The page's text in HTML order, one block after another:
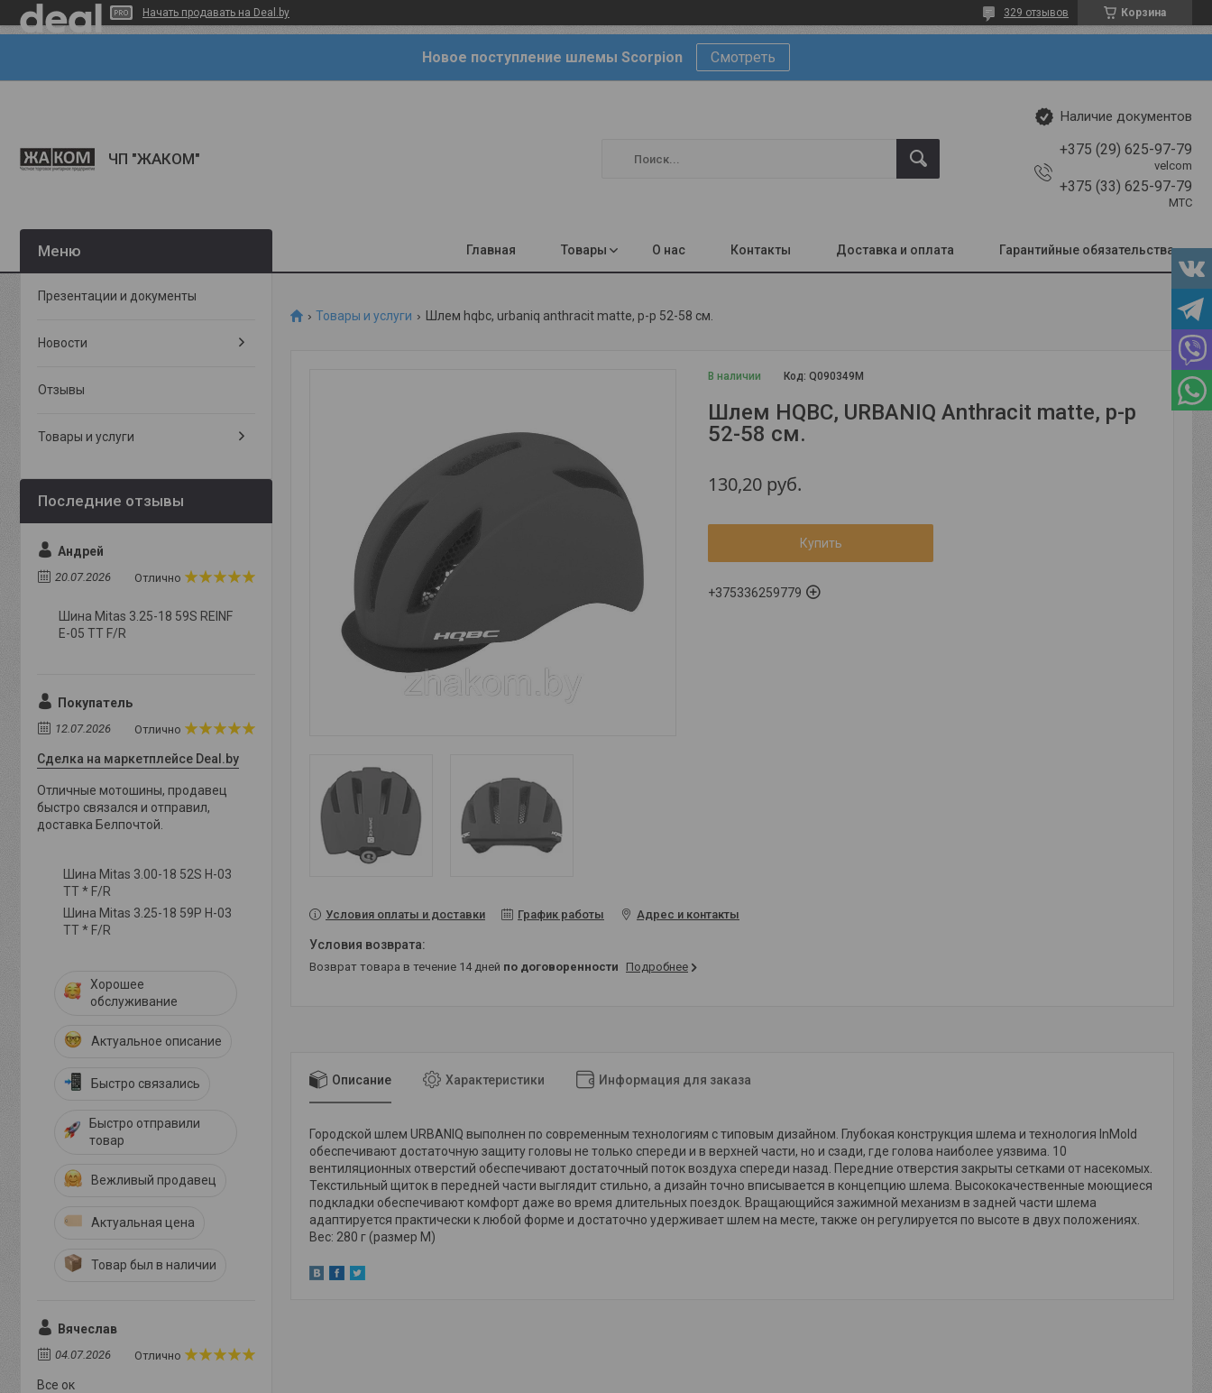
Начать продавать на Deal.by Корзина
329 отзывов
Новое поступление шлемы Scorpion Смотреть
ЧП "ЖАКОМ"
Наличие документов
+375 (29) 625-97-79
velcom
+375 (33) 625-97-79
МТС
Главная Товары О нас Контакты Доставка и оплата Гарантийные обязательства
Товары и услуги Шлем hqbc, urbaniq anthracit matte, р-р 52-58 см.
В наличии Код:Q090349M
Шлем HQBC, URBANIQ Anthracit matte, р-р
52-58 см.
130,20 руб.
Купить
+375336259779
Условия оплаты и доставки График работы Адрес и контакты
возврат товара в течение 14 дней по договоренности Подробнее
Описание Характеристики Информация для заказа
Городской шлем URBANIQ выполнен по современным технологиям с типовым дизайном. Глубокая конструкция шлема и технология InMold
обеспечивают достаточную защиту головы не только спереди и в верхней части, но и сзади, где голова наиболее уязвима. 10
вентиляционных отверстий обеспечивают достаточный поток воздуха спереди назад. Передние отверстия закрыты сетками от насекомых.
Текстильный щиток в передней части выглядит стильно, а дизайн точно вписывается в концепцию шлема. Высококачественные моющиеся
подкладки обеспечивают комфорт даже во время длительных поездок. Вращающийся зажимной механизм в задней части шлема
адаптируется практически к любой форме и достаточно удерживает шлем на месте, также он регулируется по высоте в двух положениях.
Вес: 280 г (размер М)
Презентации и документы
Новости
Отзывы
Товары и услуги
Андрей
20.07.2026 Отлично
Шина Mitas 3.25-18 59S REINF
E-05 TT F/R
Покупатель
12.07.2026 Отлично
Сделка на маркетплейсе Deal.by
Отличные мотошины, продавец
быстро связался и отправил,
доставка Белпочтой.
Шина Mitas 3.00-18 52S H-03
TT * F/R
Шина Mitas 3.25-18 59P H-03
TT * F/R
Хорошее
обслуживание
Актуальное описание
Быстро связались
Быстро отправили
товар
Вежливый продавец
Актуальная цена
Товар был в наличии
Вячеслав
04.07.2026 Отлично
Все ок